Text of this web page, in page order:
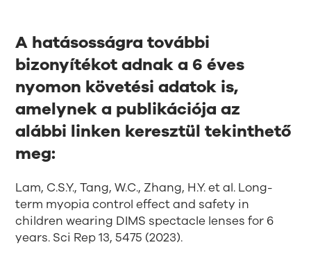
A hatásosságra további
bizonyítékot adnak a 6 éves
nyomon követési adatok is,
amelynek a publikációja az
alábbi linken keresztül tekinthető
meg:
Lam, C.S.Y., Tang, W.C., Zhang, H.Y. et al. Long-
term myopia control effect and safety in
children wearing DIMS spectacle lenses for 6
years. Sci Rep 13, 5475 (2023).